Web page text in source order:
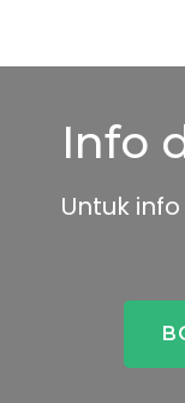
Info
Untuk